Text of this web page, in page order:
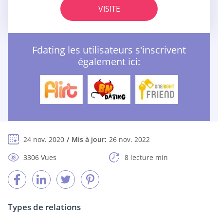
VISITE
Fdating les utilisateurs s'inscrivent
également ici:
24 nov. 2020 Mis à jour: 26 nov. 2022
3306 Vues
8 lecture min
Types de relations